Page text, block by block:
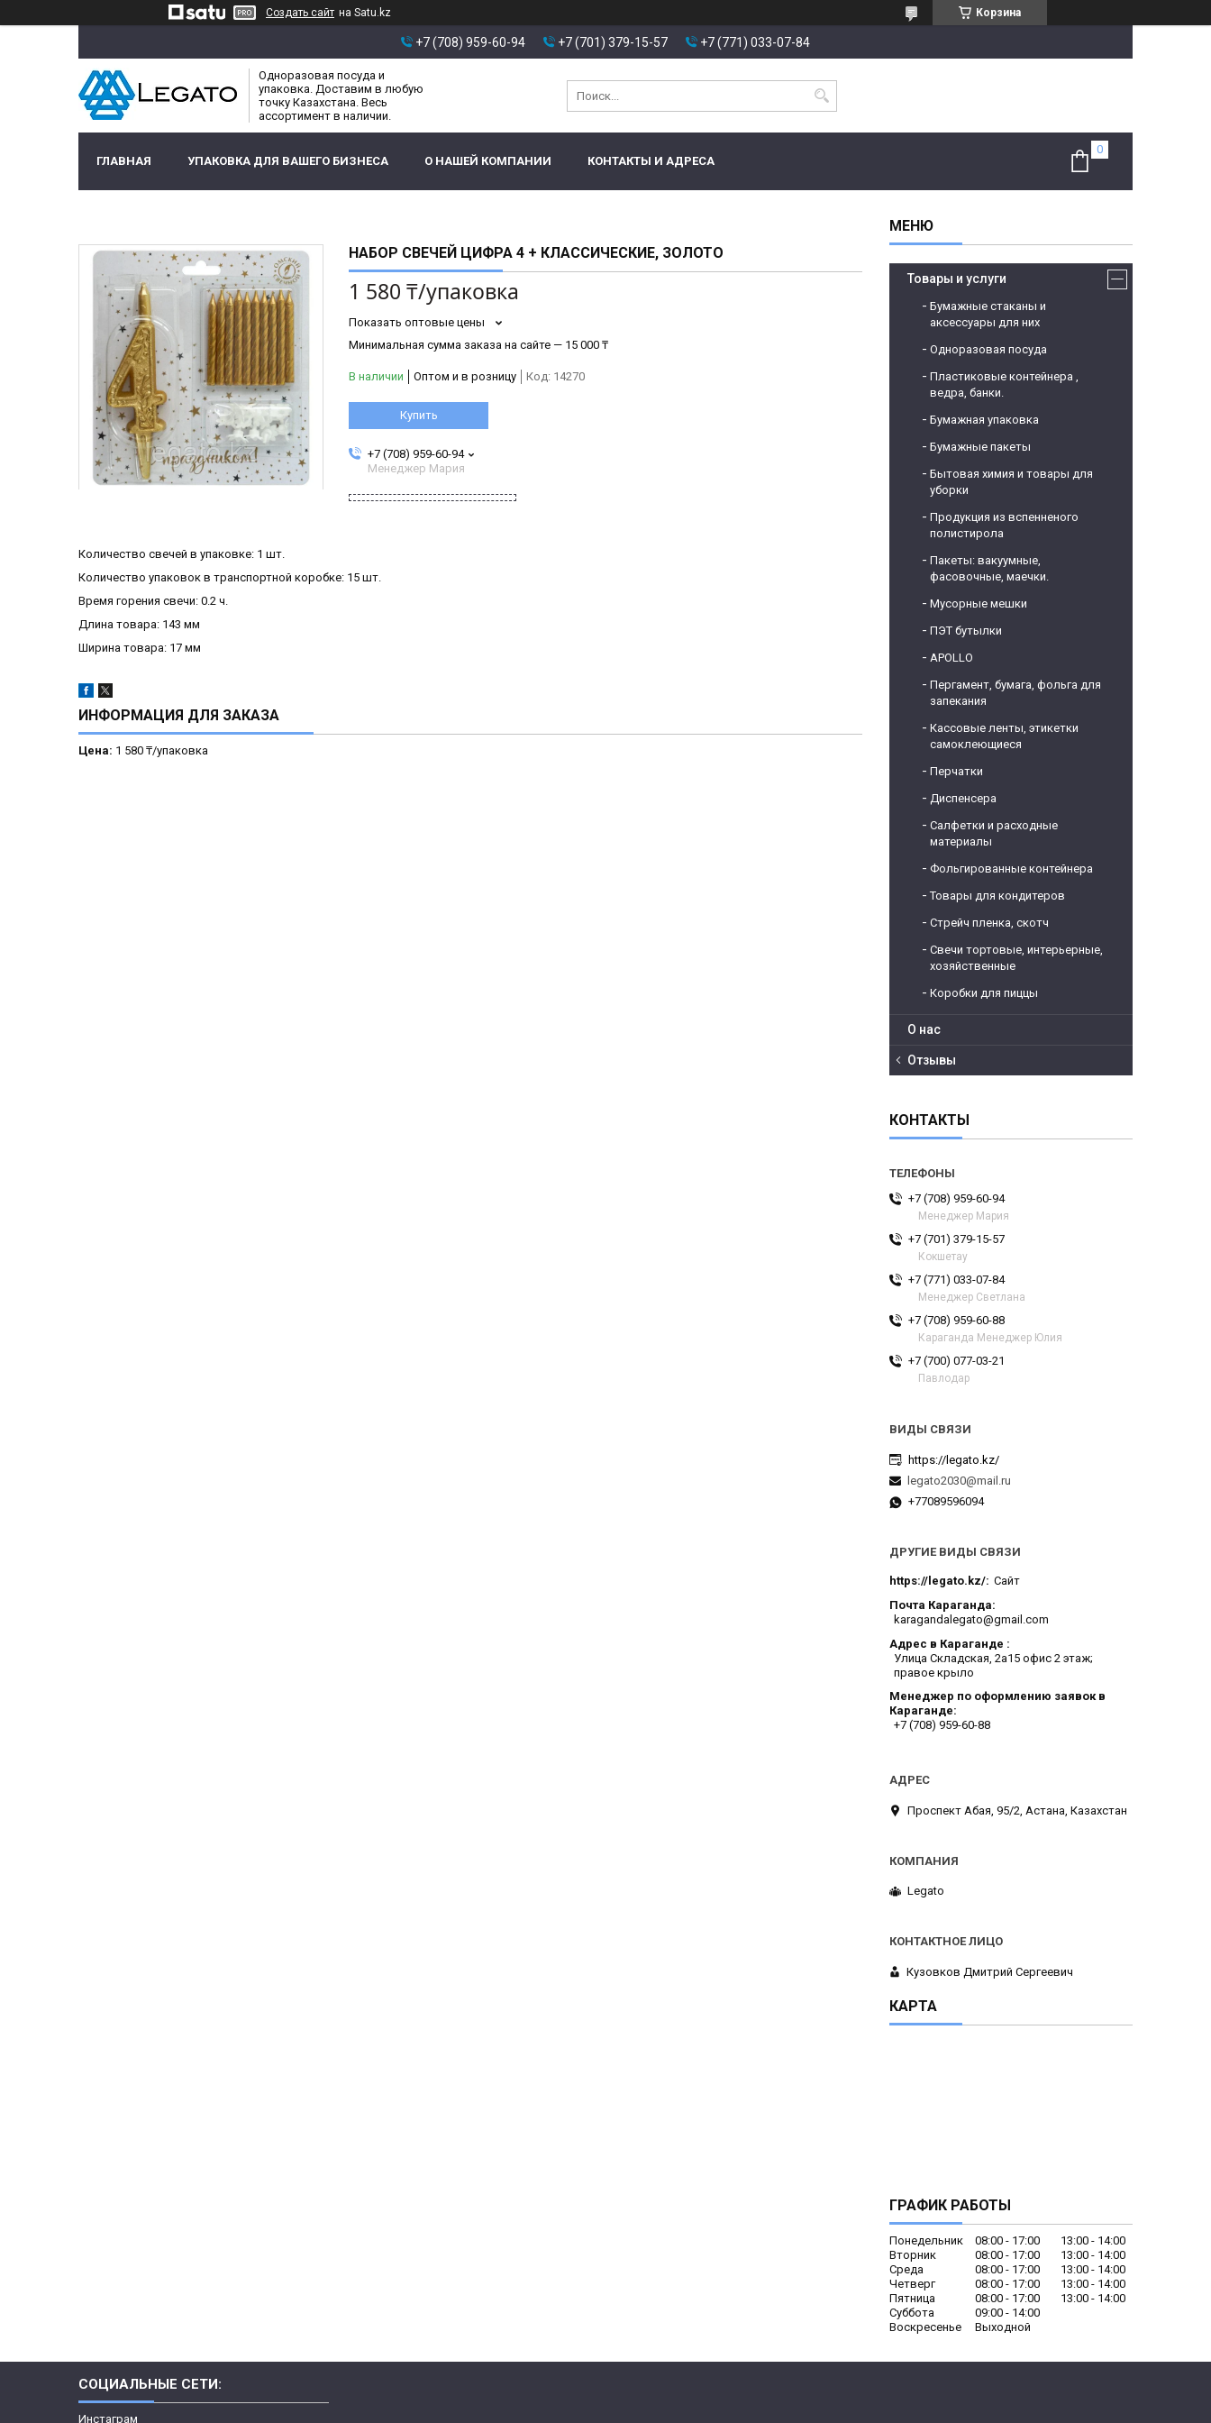
Создать сайт на Satu.kz Корзина
+7 (708) 959-60-94 +7 (701) 379-15-57 +7 (771) 033-07-84
Одноразовая посуда и
упаковка. Доставим в любую
точку Казахстана. Весь
ассортимент в наличии.
ГЛАВНАЯ УПАКОВКА ДЛЯ ВАШЕГО БИЗНЕСА О НАШЕЙ КОМПАНИИ КОНТАКТЫ И АДРЕСА
НАБОР СВЕЧЕЙ ЦИФРА 4 + КЛАССИЧЕСКИЕ, ЗОЛОТО
1 580 ₸/упаковка
Показать оптовые цены
Минимальная сумма заказа на сайте — 15 000 ₸
В наличии Оптом и в розницу Код: 14270
Купить
+7 (708) 959-60-94
Менеджер Мария
Количество свечей в упаковке: 1 шт.
Количество упаковок в транспортной коробке: 15 шт.
Время горения свечи: 0.2 ч.
Длина товара: 143 мм
Ширина товара: 17 мм
ИНФОРМАЦИЯ ДЛЯ ЗАКАЗА
Цена: 1 580 ₸/упаковка
Товары и услуги
Бумажные стаканы и
аксессуары для них
Одноразовая посуда
Пластиковые контейнера ,
ведра, банки.
Бумажная упаковка
Бумажные пакеты
Бытовая химия и товары для
уборки
Продукция из вспенненого
полистирола
Пакеты: вакуумные,
фасовочные, маечки.
Мусорные мешки
ПЭТ бутылки
APOLLO
Пергамент, бумага, фольга для
запекания
Кассовые ленты, этикетки
самоклеющиеся
Перчатки
Диспенсера
Салфетки и расходные
материалы
Фольгированные контейнера
Товары для кондитеров
Стрейч пленка, скотч
Свечи тортовые, интерьерные,
хозяйственные
Коробки для пиццы
О нас
Отзывы
КОНТАКТЫ
+7 (708) 959-60-94
Менеджер Мария
+7 (701) 379-15-57
Кокшетау
+7 (771) 033-07-84
Менеджер Светлана
+7 (708) 959-60-88
Караганда Менеджер Юлия
+7 (700) 077-03-21
Павлодар
https://legato.kz/
legato2030@mail.ru
+77089596094
ДРУГИЕ ВИДЫ СВЯЗИ
https://legato.kz/ Сайт
Почта Караганда
karagandalegato@gmail.com
Адрес в Караганде
​Улица Складская, 2а​15 офис 2 этаж;
правое крыло
Менеджер по оформлению заявок в
Караганде
+7 (708) 959-60-88
​Проспект Абая, 95/2, Астана, Казахстан
Legato
Кузовков Дмитрий Сергеевич
КАРТА
ГРАФИК РАБОТЫ
Понедельник 08:00 17:00 13:00
14:00
Вторник
08:00 17:00 13:00
14:00
Среда
08:00 17:00 13:00
14:00
Четверг
08:00 17:00 13:00
14:00
Пятница
08:00 17:00 13:00
14:00
Суббота
09:00
14:00
Воскресенье
Выходной
СОЦИАЛЬНЫЕ СЕТИ:
Инстаграм